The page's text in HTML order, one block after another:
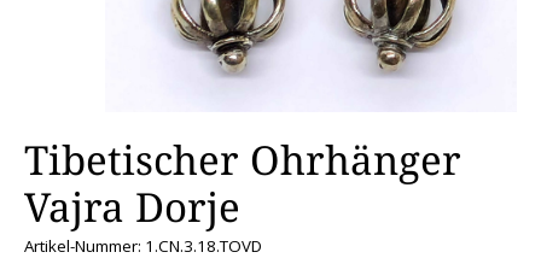
Tibetischer Ohrhänger
Vajra Dorje
Artikel-Nummer: 1.CN.3.18.TOVD